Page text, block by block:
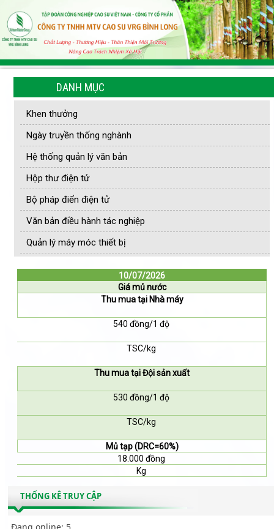
DANH MỤC
Khen thưởng
Ngày truyền thống nghành
Hệ thống quản lý văn bản
Hộp thư điện tử
Bộ pháp điển điện tử
Văn bản điều hành tác nghiệp
Quản lý máy móc thiết bị
10/07/2026
Giá mủ nước
Thu mua tại Nhà máy
540 đồng/1 độ
TSC/kg
Thu mua tại Đội sản xuất
530 đồng/1 độ
TSC/kg
Mủ tạp (DRC=60%)
18.000 đồng
Kg
THỐNG KÊ TRUY CẬP